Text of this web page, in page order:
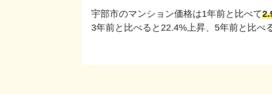
宇部市のマンション価格は1年前と比べて
3年前と比べると 22.4%上昇、 5年前と比べ